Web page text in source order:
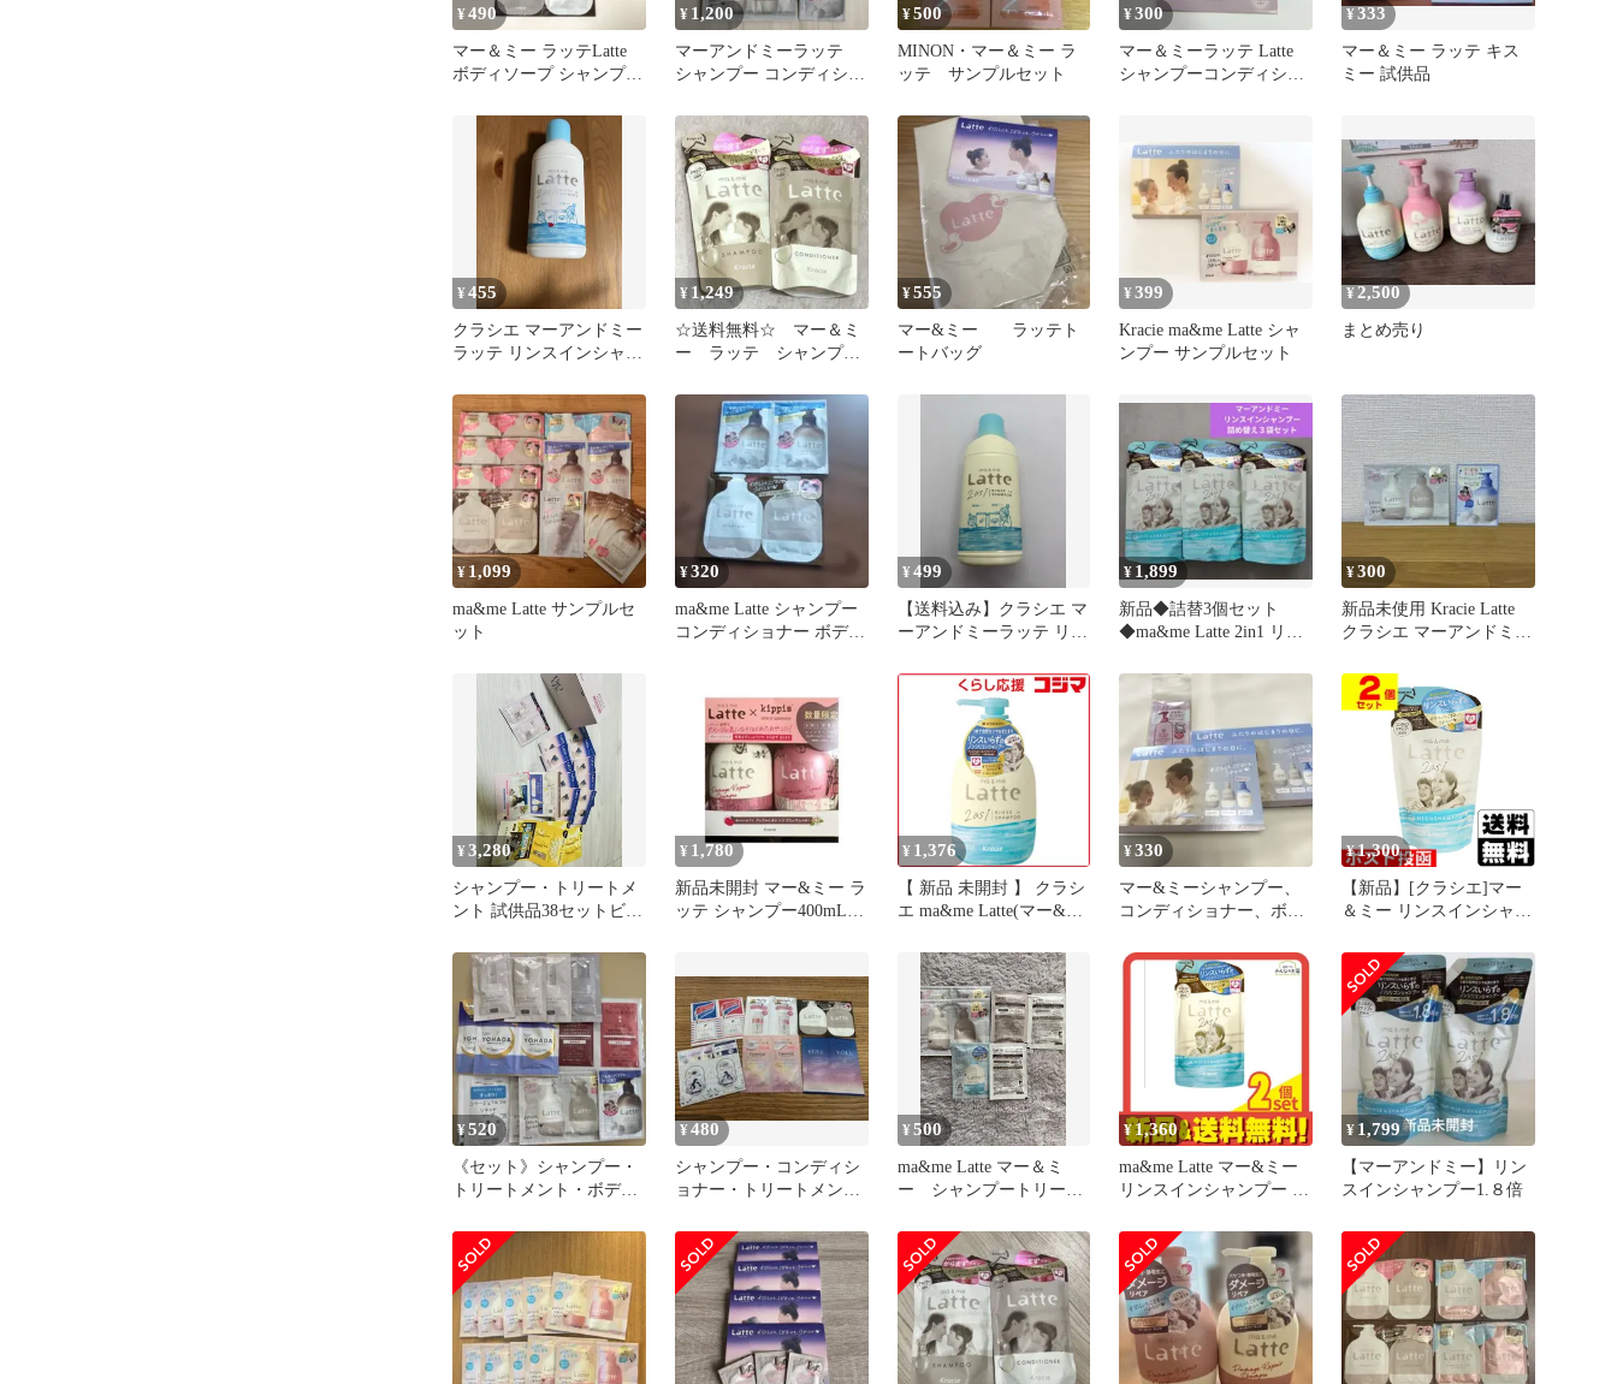
¥490
マー＆ミー ラッテLatte
ボディソープ シャンプー
¥ 1,200
マーアンドミーラッテ
シャンプー コンディショ
プル
¥500
MINON・マー＆ミー ラ
ッテ サンプルセット
¥300
マー＆ミーラッテ Latte
シャンプーコンディショ
¥333
マー＆ミー ラッテ キス
ミー 試供品
¥455
クラシエ マーアンドミー
ラッテ リンスインシャン
¥ 1,249
☆送料無料☆ マー＆ミ
ー ラッテ シャンプ
詰め替え用
¥555
マー&ミー ラッテト
ートバッグ
¥399
Kracie ma&me Latte シャ
ンプー サンプルセット
¥ 2,500
まとめ売り
¥ 1,099
ma&me Latte サンプルセ
ット
¥320
ma&me Latte シャンプー
コンディショナー ボディ
¥499
【送料込み】クラシエ マ
ーアンドミーラッテ リン
¥ 1,899
新品◆詰替3個セット
◆ma&me Latte 2in1 リン
¥300
新品未使用 Kracie Latte
クラシエ マーアンドミー
¥3,280
シャンプー・トリートメ
ント 試供品38セットビオ
¥ 1,780
新品未開封 マー&ミー ラ
ッテ シャンプー400mL・
¥ 1,376
【 新品 未開封 】 クラシ
エ ma&me Latte(マー&ミ
ャンプー 490ml 未使用 送
料無料
¥330
マー&ミーシャンプー、
コンディショナー、ボデ
2セット
¥1,300
【新品】[クラシエ]マー
＆ミー リンスインシャン
セット】
¥520
《セット》シャンプー・
トリートメント・ボディ
¥480
シャンプー・コンディシ
ョナー・トリートメント
¥500
ma&me Latte マー＆ミ
ー シャンプートリート
プー
¥1,360
ma&me Latte マー&ミー
リンスインシャンプー 詰
ト まとめ売り
¥ 1,799
【マーアンドミー】リン
スインシャンプー1.８倍